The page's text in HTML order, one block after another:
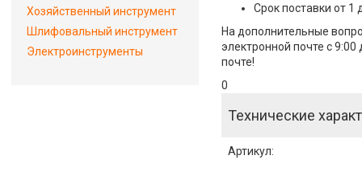
Срок поставки от 1
На дополнительные
электронной почте с
почте!
0
Технические
Артикул:
Хозяйственный инструмент
Шлифовальный инструмент
Электроинструменты